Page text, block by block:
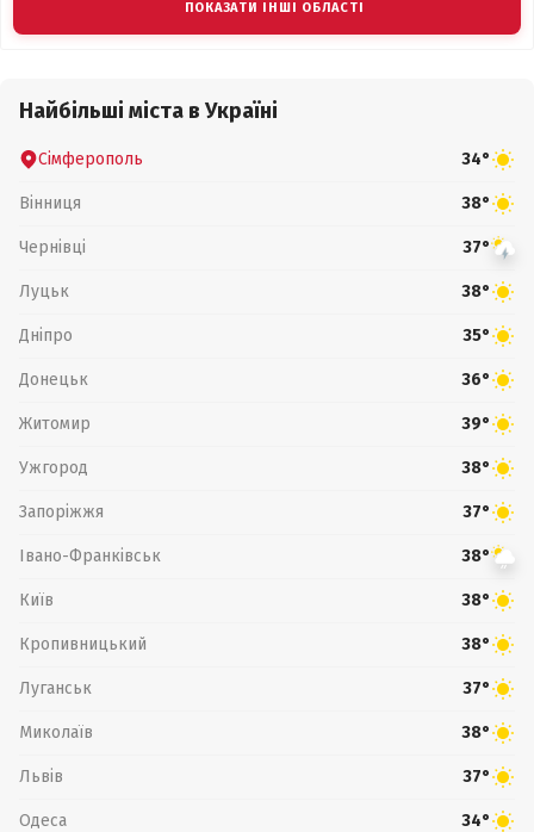
ПОКАЗАТИ ІНШІ ОБЛАСТІ
Найбільші міста в Україні
Сімферополь 34°
Вінниця 38°
Чернівці 37°
Луцьк 38°
Дніпро 35°
Донецьк 36°
Житомир 39°
Ужгород 38°
Запоріжжя 37°
Івано-Франківськ 38°
Київ 38°
Кропивницький 38°
Луганськ 37°
Миколаїв 38°
Львів 37°
Одеса 34°